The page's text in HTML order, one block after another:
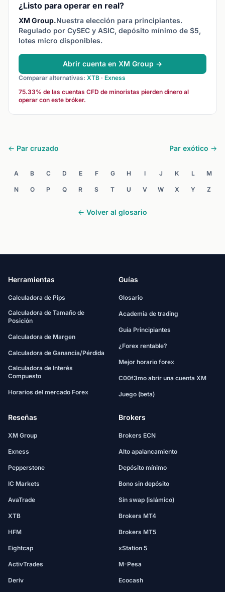
¿Listo para operar en real?
XM Group.Nuestra elección para principiantes.
Regulado por CySEC y ASIC, depósito mínimo de $5,
lotes micro disponibles.
Abrir cuenta en XM Group →
Comparar alternativas: XTB · Exness
75.33% de las cuentas CFD de minoristas pierden dinero al
operar con este bróker.
← Par cruzado Par exótico →
A B C D E F G H I J K L M
N O P Q R S T U V W X Y Z
← Volver al glosario
Herramientas
Calculadora de Pips
Calculadora de Tamaño de
Posición
Calculadora de Margen
Calculadora de Ganancia/Pérdida
Calculadora de Interés
Compuesto
Horarios del mercado Forex
Guías
Glosario
Academia de trading
Guía Principiantes
¿Forex rentable?
Mejor horario forex
C00f3mo abrir una cuenta XM
Juego (beta)
Reseñas
XM Group
Exness
Pepperstone
IC Markets
AvaTrade
XTB
HFM
Eightcap
ActivTrades
Deriv
Brokers
Brokers ECN
Alto apalancamiento
Depósito mínimo
Bono sin depósito
Sin swap (islámico)
Brokers MT4
Brokers MT5
xStation 5
M-Pesa
Ecocash